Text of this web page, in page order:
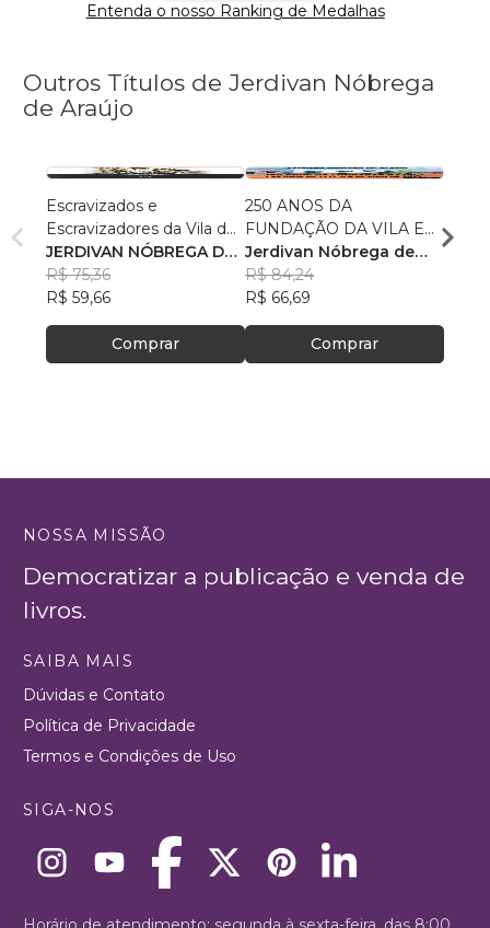
Entenda o nosso Ranking de Medalhas
Outros Títulos de Jerdivan Nóbrega
de Araújo
Escravizados e
Escravizadores da Vila de
Pombal da Parahyba do
Norte
JERDIVAN NÓBREGA DE
ARAÚJU
R$ 75,36
R$ 59,66
Comprar
250 ANOS DA
FUNDAÇÃO DA VILA E
INSTALAÇÃO DA CÂMA-
RA DOS VEREADORES
DE POMBAL - 4 de maio
de 1772 a 4 de maio de
Jerdivan Nóbrega de
Araújo & Verneck
Abrantes de Sousa
R$ 84,24
R$ 66,69
Comprar
NOSSA MISSÃO
Democratizar a publicação e venda de
livros.
SAIBA MAIS
Dúvidas e Contato
Política de Privacidade
Termos e Condições de Uso
SIGA-NOS